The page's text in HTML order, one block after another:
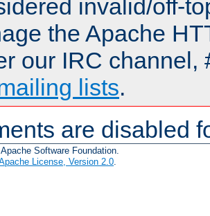
invalid/off-
the Apache
our IRC channel,
lists.
are disabled
Software Foundation.
License, Version 2.0.